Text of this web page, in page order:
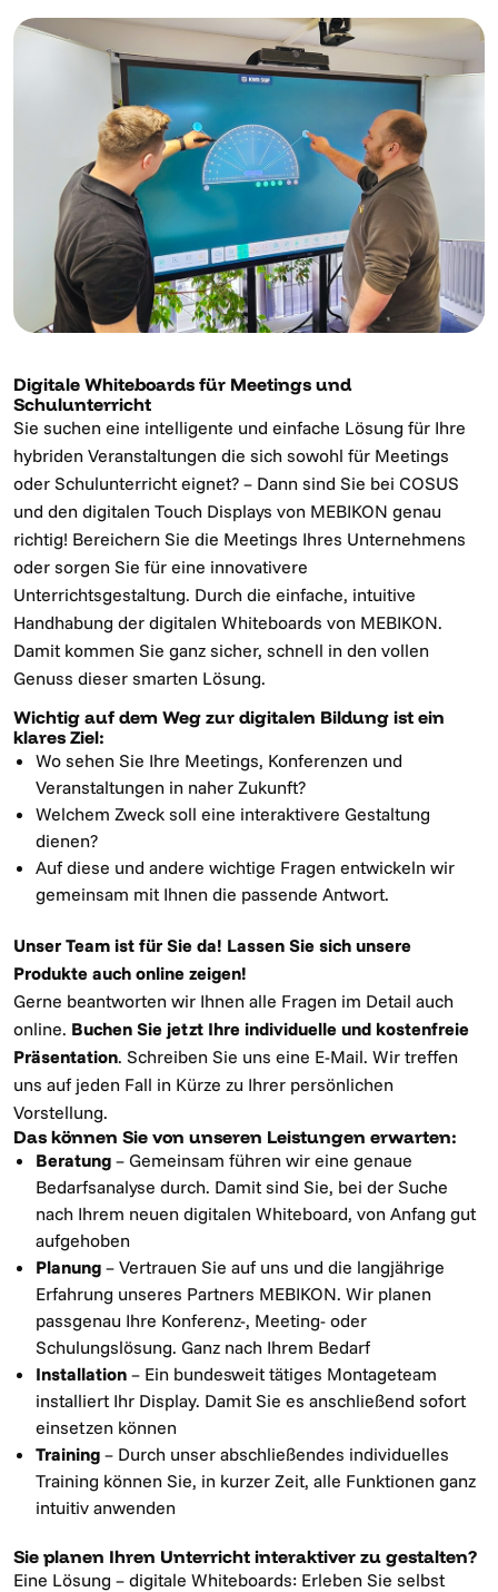
Digitale Whiteboards für Meetings und
Schulunterricht
Sie suchen eine intelligente und einfache Lösung für Ihre
hybriden Veranstaltungen die sich sowohl für Meetings
oder Schulunterricht eignet? – Dann sind Sie bei COSUS
und den digitalen Touch Displays von MEBIKON genau
richtig! Bereichern Sie die Meetings Ihres Unternehmens
oder sorgen Sie für eine innovativere
Unterrichtsgestaltung. Durch die einfache, intuitive
Handhabung der digitalen Whiteboards von MEBIKON.
Damit kommen Sie ganz sicher, schnell in den vollen
Genuss dieser smarten Lösung.
Wichtig auf dem Weg zur digitalen Bildung ist ein
klares Ziel:
Wo sehen Sie Ihre Meetings, Konferenzen und
Veranstaltungen in naher Zukunft?
Welchem Zweck soll eine interaktivere Gestaltung
dienen?
Auf diese und andere wichtige Fragen entwickeln wir
gemeinsam mit Ihnen die passende Antwort.
Unser Team ist für Sie da! Lassen Sie sich unsere
Produkte auch online zeigen!
Gerne beantworten wir Ihnen alle Fragen im Detail auch
online. Buchen Sie jetzt Ihre individuelle und kostenfreie
Präsentation. Schreiben Sie uns eine E-Mail. Wir treffen
uns auf jeden Fall in Kürze zu Ihrer persönlichen
Vorstellung.
Das können Sie von unseren Leistungen erwarten:
Beratung – Gemeinsam führen wir eine genaue
Bedarfsanalyse durch. Damit sind Sie, bei der Suche
nach Ihrem neuen digitalen Whiteboard, von Anfang gut
aufgehoben
Planung – Vertrauen Sie auf uns und die langjährige
Erfahrung unseres Partners MEBIKON. Wir planen
passgenau Ihre Konferenz-, Meeting- oder
Schulungslösung. Ganz nach Ihrem Bedarf
Installation – Ein bundesweit tätiges Montageteam
installiert Ihr Display. Damit Sie es anschließend sofort
einsetzen können
Training – Durch unser abschließendes individuelles
Training können Sie, in kurzer Zeit, alle Funktionen ganz
intuitiv anwenden
Sie planen Ihren Unterricht interaktiver zu gestalten?
Eine Lösung – digitale Whiteboards: Erleben Sie selbst